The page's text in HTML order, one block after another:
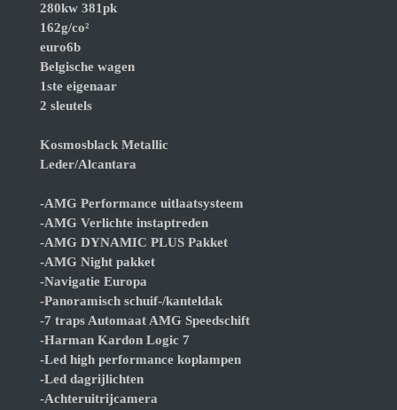
280kw 381pk
162g/co²
euro6b
Belgische wagen
1ste eigenaar
2 sleutels
Kosmosblack Metallic
Leder/Alcantara
-AMG Performance uitlaatsysteem
-AMG Verlichte instaptreden
-AMG DYNAMIC PLUS Pakket
-AMG Night pakket
-Navigatie Europa
-Panoramisch schuif-/kanteldak
-7 traps Automaat AMG Speedschift
-Harman Kardon Logic 7
-Led high performance koplampen
-Led dagrijlichten
-Achteruitrijcamera